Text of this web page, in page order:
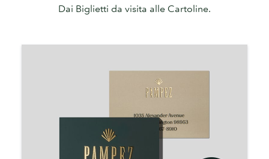
Dai Biglietti da visita alle Cartoline.